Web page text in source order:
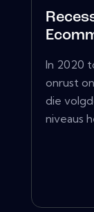
In 2020
onrust
die
niveaus